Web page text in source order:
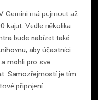
Gemini má pojmout až
kajut. Vedle několika
bude nabízet také
aby účastníci
mohli pro své
Samozřejmostí je tím
připojení.